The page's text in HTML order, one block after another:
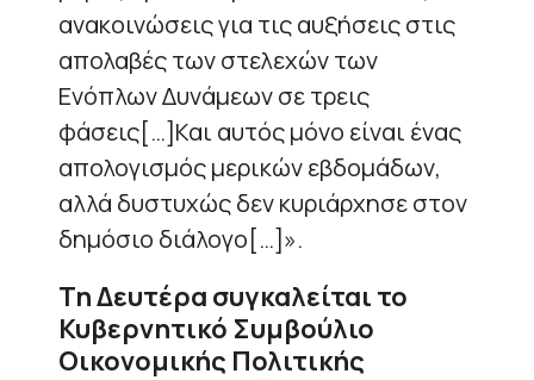
ανακοινώσεις για τις αυξήσεις στις
απολαβές των στελεχών των
Ενόπλων Δυνάμεων σε τρεις
φάσεις[…]Και αυτός μόνο είναι ένας
απολογισμός μερικών εβδομάδων,
αλλά δυστυχώς δεν κυριάρχησε στον
δημόσιο διάλογο[…]».
Τη Δευτέρα συγκαλείται το
Κυβερνητικό Συμβούλιο
Οικονομικής Πολιτικής